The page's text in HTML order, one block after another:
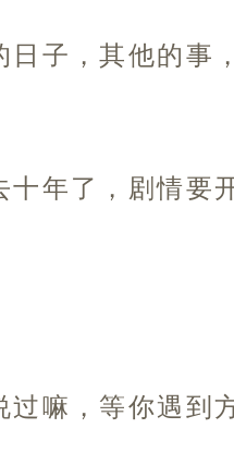
子，其他的事
年了，剧情要
嘛，等你遇到